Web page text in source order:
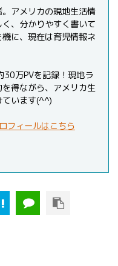
アメリカの現地生活情
、分かりやすく書いて
に、現在は育児情報ネ
万PVを記録！現地ラ
得ながら、アメリカ生
ています(^^)
フィールはこちら